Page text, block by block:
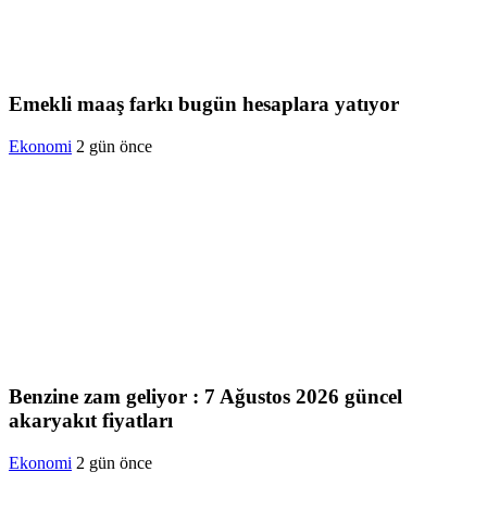
Emekli maaş farkı bugün hesaplara yatıyor
Ekonomi 2 gün önce
Benzine zam geliyor : 7 Ağustos 2026 güncel
akaryakıt fiyatları
Ekonomi 2 gün önce